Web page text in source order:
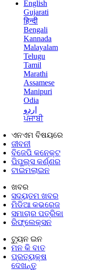
English
Gujarati
हिन्दी
Bengali
Kannada
Malayalam
Telugu
Tamil
Marathi
Assamese
Manipuri
Odia
اردو
ਪੰਜਾਬੀ
ଏନଏମ ବିଷୟରେ
ଜୀବନୀ
ବିଜେପି କନେକ୍ଟ
ପିପୁଲ୍ସ କର୍ଣ୍ଣର
ଟାଇମଲାଇନ
ଖବର
ସଦ୍ୟତମ ଖବର
ମିଡିଆ କଭରେଜ
ସମାଚାର ପତ୍ରିକା
ରିଫ୍ଲେକ୍ସନ
ଟ୍ୟୁନ ଇନ
ମନ କି ବାତ
ପ୍ରତ୍ୟକ୍ଷ
ଦେଖନ୍ତୁ